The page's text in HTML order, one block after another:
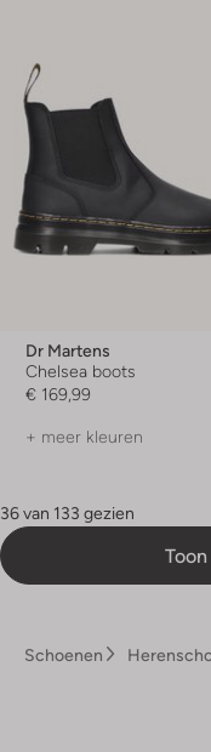
Dr Martens
Chelsea boots
€ 169,99
+ meer kleuren
36 van 133 gezien
Schoenen